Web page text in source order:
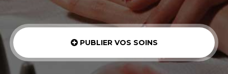
PUBLIER VOS SOINS